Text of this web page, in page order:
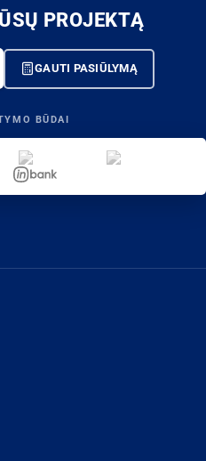
PROJEKTĄ
GAUTI PASIŪLYMĄ
BŪDAI